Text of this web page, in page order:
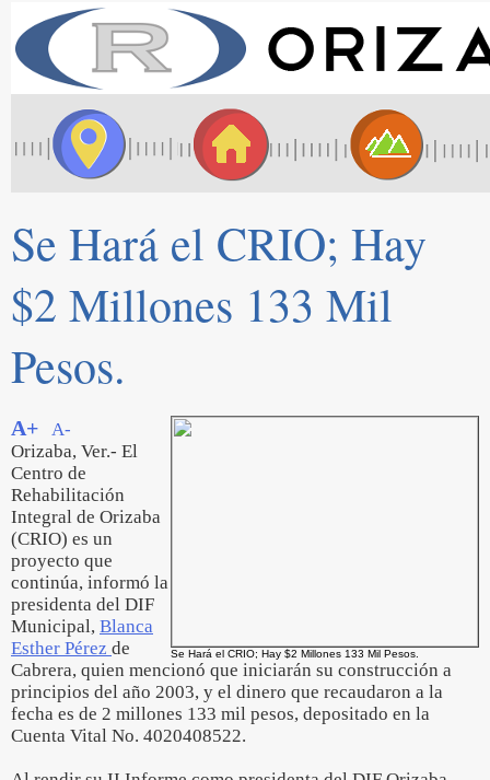
Se Hará el CRIO; Hay
$2 Millones 133 Mil
Pesos.
Se Hará el CRIO; Hay $2 Millones 133 Mil Pesos.
A+
A-
Orizaba, Ver.- El
Centro de
Rehabilitación
Integral de Orizaba
(CRIO) es un
proyecto que
continúa, informó la
presidenta del DIF
Municipal, Blanca
Esther Pérez de
Cabrera, quien mencionó que iniciarán su construcción a
principios del año 2003, y el dinero que recaudaron a la
fecha es de 2 millones 133 mil pesos, depositado en la
Cuenta Vital No. 4020408522.